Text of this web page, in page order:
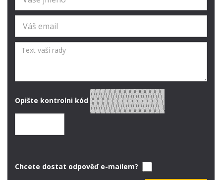
Opište kontrolni kód
Chcete dostat odpověď e-mailem?